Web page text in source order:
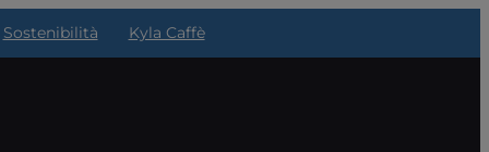
Sostenibilità Kyla Caffè